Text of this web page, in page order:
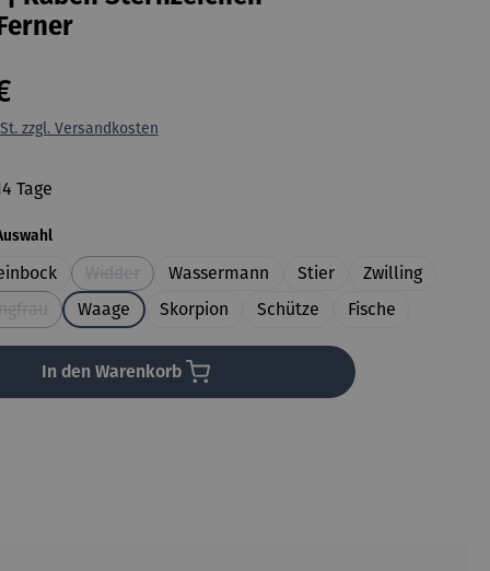
zzgl. Versandkosten
Tage
auswählen
(Diese Option ist zurzeit nicht verfügbar.)
Wassermann Stier
Zwilling
(Diese Option ist zurzeit nicht verfügbar.)
Waage Skorpion Schütze Fische
In den Warenkorb